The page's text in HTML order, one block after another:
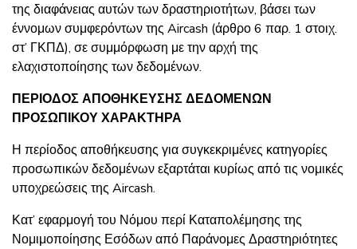
της διαφάνειας αυτών των δραστηριοτήτων, βάσει των
έννομων συμφερόντων της Aircash (άρθρο 6 παρ. 1 στοιχ.
στ’ ΓΚΠΔ), σε συμμόρφωση με την αρχή της
ελαχιστοποίησης των δεδομένων.
ΠΕΡΙΟΔΟΣ ΑΠΟΘΗΚΕΥΣΗΣ ΔΕΔΟΜΕΝΩΝ
ΠΡΟΣΩΠΙΚΟΥ ΧΑΡΑΚΤΗΡΑ
Η περίοδος αποθήκευσης για συγκεκριμένες κατηγορίες
προσωπικών δεδομένων εξαρτάται κυρίως από τις νομικές
υποχρεώσεις της Aircash.
Κατ’ εφαρμογή του Νόμου περί Καταπολέμησης της
Νομιμοποίησης Εσόδων από Παράνομες Δραστηριότητες